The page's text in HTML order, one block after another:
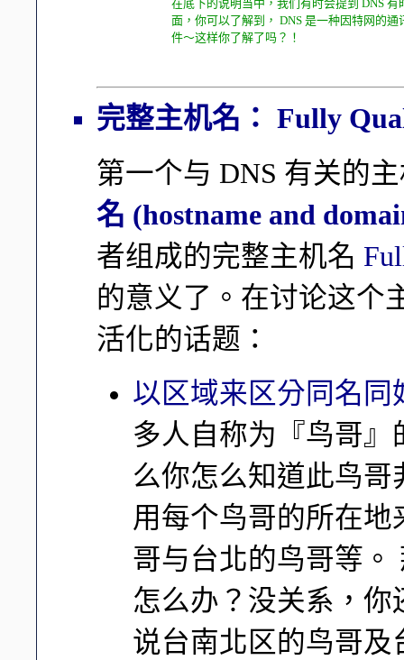
在底下的说明当中，我们有时会提到 DNS
面，你可以了解到， DNS 是一种因特网的
件～这样你了解了吗？！
完整主机名： Fully
第一个与 DNS 有关的
名 (hostname and
者组成的完整主机名
的意义了。在讨论这个
活化的话题：
以区域来区分同名同
多人自称为『鸟哥
么你怎么知道此鸟
用每个鸟哥的所在
哥与台北的鸟哥等
怎么办？没关系，
说台南北区的鸟哥